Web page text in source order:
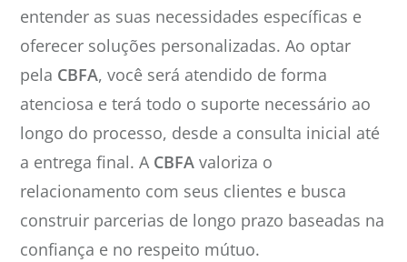
entender as suas necessidades específicas e
oferecer soluções personalizadas. Ao optar
pela CBFA, você será atendido de forma
atenciosa e terá todo o suporte necessário ao
longo do processo, desde a consulta inicial até
a entrega final. A CBFA valoriza o
relacionamento com seus clientes e busca
construir parcerias de longo prazo baseadas na
confiança e no respeito mútuo.